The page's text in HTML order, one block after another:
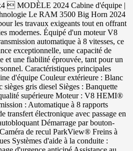
 MODÈLE 2024 Cabine d'équipe |
Le RAM 3500 Big Horn 2024
les travaux exigeants tout en offrant
modernes. Équipé d'un moteur V8
automatique à 8 vitesses, ce
exceptionnelle, une capacité de
et une fiabilité éprouvée, tant pour un
Caractéristiques principales
d'équipe Couleur extérieure : Blanc
gris diesel Sièges : Banquette
supérieure Moteur : V8 HEMI®
: Automatique à 8 rapports
transfert électronique avec passage en
Démarrage par bouton-
de recul ParkView® Freins à
Systèmes d'aide à la conduite :